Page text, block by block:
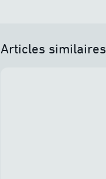
Articles similaires